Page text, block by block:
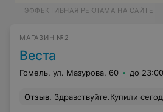
ЭФФЕКТИВНАЯ РЕКЛАМА НА САЙТЕ
МАГАЗИН №2
Веста
Гомель, ул. Мазурова, 60 до 23:00
Отзыв. Здравствуйте.Купили сегодня кекс детский 3 шт в 19-19. Как раскусили вначале подумали орехи,но увы .В состав наверное входит творог или его туда намешали. Ужас кусочки не раскусывались ,просто как кусочки пластика.Продукцию кто-нибудь проверяет-выпечку.Стоило бы вернуться,но повезло . Холодно очень сегодня -санстанцию и